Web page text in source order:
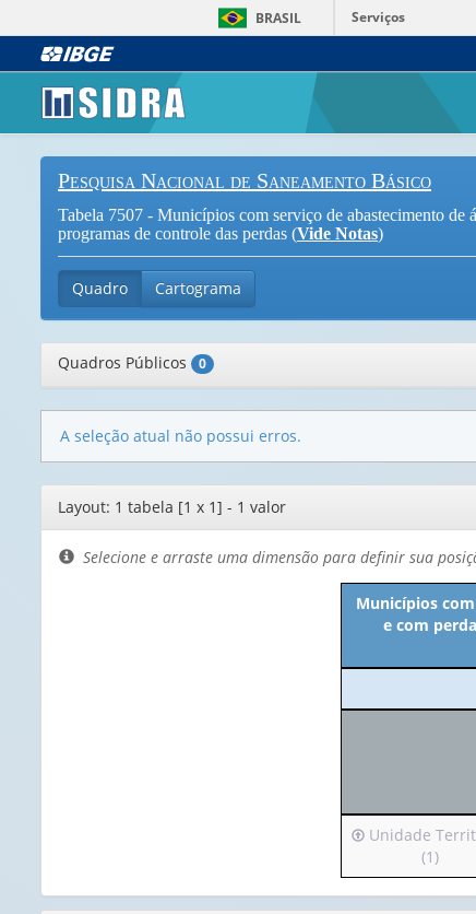
BRASIL Serviços
Pesquisa Nacional de Saneamento Básico
Tabela 7507 - Municípios com serviço de abastecimento de
programas de controle das perdas (Vide Notas)
Quadro Cartograma
Quadros Públicos 0
A seleção atual não possui erros.
Editor
de
layout
Layout: 1 tabela [1 x 1] - 1 valor
Selecione e arraste uma dimensão para definir sua
Municípios
e com
Irá
o
cabeçalho
Unidade
(1)